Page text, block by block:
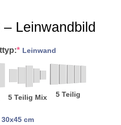
Leinwandbild
* Leinwand
5 Teilig Mix 5 Teilig
30x45 cm